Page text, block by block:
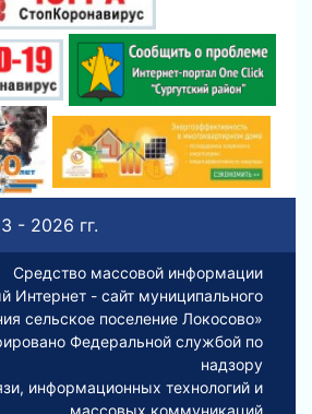
- 2026 гг.
Средство массовой информации
Интернет - сайт муниципального
сельское поселение Локосово»
Федеральной службой по
надзору
информационных технологий и
массовых коммуникаций